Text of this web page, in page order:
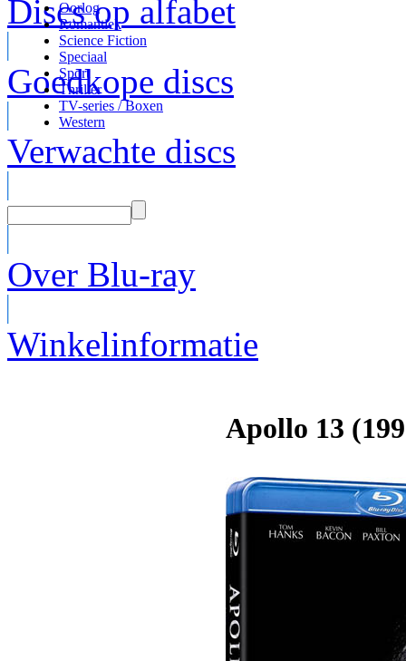
Discs op alfabet
Goedkope discs
Verwachte discs
Over Blu-ray
Winkelinformatie
Oorlog
Romantiek
Science Fiction
Speciaal
Sport
Thriller
TV-series / Boxen
Western
Apollo 13